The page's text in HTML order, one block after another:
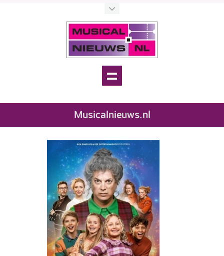
Musicalnieuws.nl